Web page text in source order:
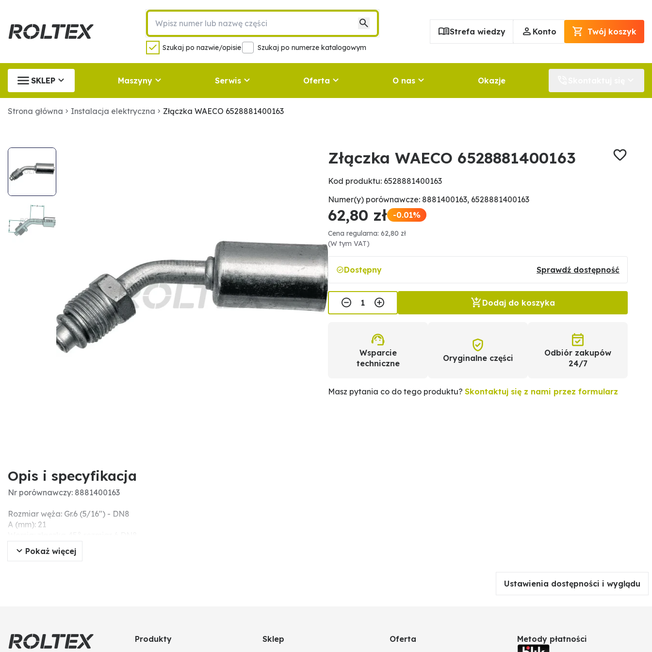
Szukaj po nazwie/opisie Szukaj po numerze katalogowym
Strefa wiedzy Konto Twój koszyk
SKLEP Maszyny Serwis Oferta O nas Okazje
Strona główna Instalacja elektryczna Złączka WAECO 6528881400163
Złączka WAECO 6528881400163
Kod produktu: 6528881400163
Numer(y) porównawcze: 8881400163, 6528881400163
62,80 zł -0.01%
Cena regularna: 62,80 zł
(W tym VAT)
Dostępny Sprawdź dostępność
Dodaj do koszyka
Wsparcie
techniczne
Oryginalne części
Odbiór zakupów
24/7
Masz pytania co do tego produktu? Skontaktuj się z nami przez formularz
Opis i specyfikacja
Nr porównawczy: 8881400163
Rozmiar węża: Gr.6 (5/16") - DN8
A (mm): 21
Gwint: 5/8" - 18UNF-2A
B (mm): 22
Pokaż więcej
Ustawienia dostępności i wyglądu
Produkty Sklep Oferta Metody płatności